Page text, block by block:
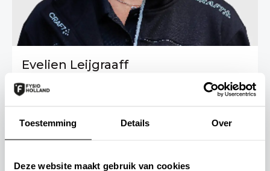
Toestemming Details Over
Deze website maakt gebruik van cookies
Evelien Leijgraaff
Fysiotherapeut